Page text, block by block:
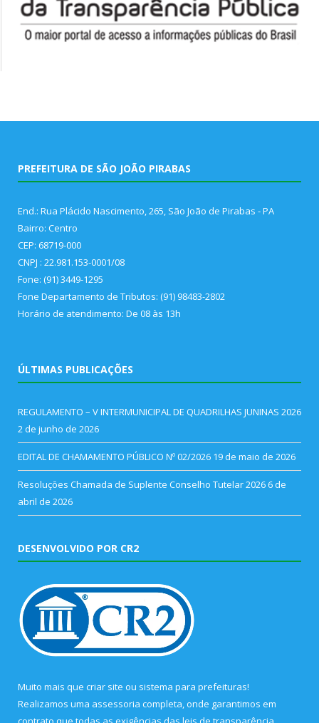
PREFEITURA DE SÃO JOÃO PIRABAS
End.: Rua Plácido Nascimento, 265, São João de Pirabas - PA
Bairro: Centro
CEP: 68719-000
CNPJ : 22.981.153-0001/08
Fone: (91) 3449-1295
Fone Departamento de Tributos: (91) 98483-2802
Horário de atendimento: De 08 às 13h
ÚLTIMAS PUBLICAÇÕES
REGULAMENTO – V INTERMUNICIPAL DE QUADRILHAS JUNINAS 2026
2 de junho de 2026
EDITAL DE CHAMAMENTO PÚBLICO Nº 02/2026 19 de maio de 2026
Resoluções Chamada de Suplente Conselho Tutelar 2026 6 de
abril de 2026
DESENVOLVIDO POR CR2
Muito mais que criar site ou sistema para prefeituras!
Realizamos uma assessoria completa, onde garantimos em